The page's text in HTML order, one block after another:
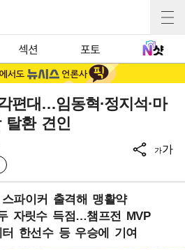
섹션 포토
편대…임동혁·정지석·마
탈환 견인
가가
파이커 출격해 맹활약
자릿수 득점…챔프전 MVP
한선수 등 우승에 기여